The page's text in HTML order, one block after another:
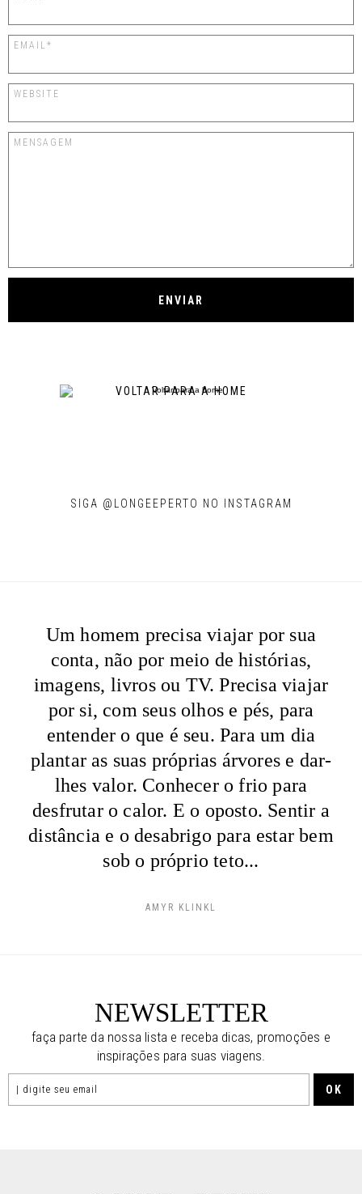
VOLTAR PARA A HOME
SIGA @LONGEEPERTO NO INSTAGRAM
Um homem precisa viajar por sua
conta, não por meio de histórias,
imagens, livros ou TV. Precisa viajar
por si, com seus olhos e pés, para
entender o que é seu. Para um dia
plantar as suas próprias árvores e dar-
lhes valor. Conhecer o frio para
desfrutar o calor. E o oposto. Sentir a
distância e o desabrigo para estar bem
sob o próprio teto...
AMYR KLINKL
NEWSLETTER
faça parte da nossa lista e receba dicas, promoções e
inspirações para suas viagens.